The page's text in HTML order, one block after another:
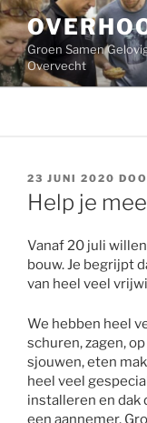
Ga
naar
de
inhoud
Groen Samen
Overvecht
GEPLAATST
23 JUNI 2020
Help je
Vanaf 20 juli
bouw. Je begrijpt
van heel veel
We hebben heel
schuren, zagen,
sjouwen, eten
heel veel
installeren en dak
een aannemer,